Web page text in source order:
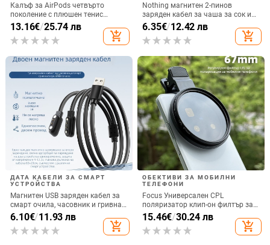
Калъф за AirPods четвърто
поколение с плюшен тенис
мотив, силиконов 3D дизайн,
съвместим с AirPods 3 и Pro 2
13.16€/25.74 лв
add_shopping_cart
Nothing магнитен 2-пинов
заряден кабел за чаша за сок и
смарт часовник – 60 см, силен
магнит N52, 7,62 мм разстояние
между пиновете
6.35€/12.42 лв
add_shopping_cart
ДАТА КАБЕЛИ ЗА СМАРТ
УСТРОЙСТВА
Магнитен USB заряден кабел за
смарт очила, часовник и гривна
– едно към две, съвместим с 4.0-
12.3, марка Rising Sun
6.10€/11.93 лв
add_shopping_cart
ОБЕКТИВИ ЗА МОБИЛНИ
ТЕЛЕФОНИ
Focus Универсален CPL
поляризатор клип-он филтър за
SLR фотоапарати, регулируем
15.46€/30.24 лв
add_shopping_cart